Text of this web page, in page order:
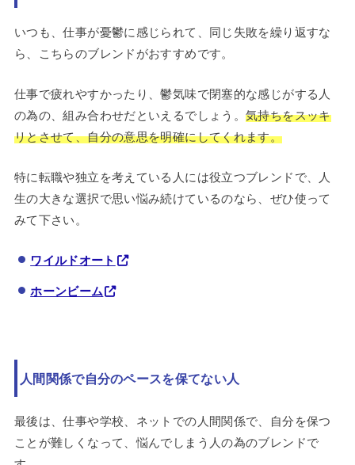
いつも、仕事が憂鬱に感じられて、同じ失敗を繰り返すな
ら、こちらのブレンドがおすすめです。
仕事で疲れやすかったり、鬱気味で閉塞的な感じがする人
の為の、組み合わせだといえるでしょう。気持ちをスッキ
リとさせて、自分の意思を明確にしてくれます。
特に転職や独立を考えている人には役立つブレンドで、人
生の大きな選択で思い悩み続けているのなら、ぜひ使って
みて下さい。
ワイルドオート
ホーンビーム
人間関係で自分のペースを保てない人
最後は、仕事や学校、ネットでの人間関係で、自分を保つ
ことが難しくなって、悩んでしまう人の為のブレンドで